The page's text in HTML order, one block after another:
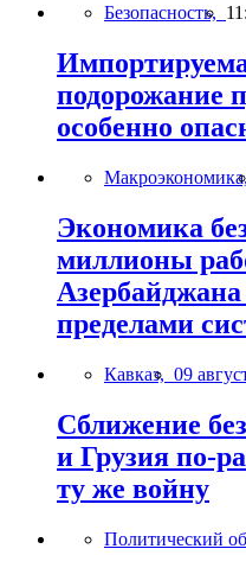
Безопасность,
подорожание
особенно
Экономика
миллионы
Азербайджана
пределами
Кавказ, 09
Сближение
и Грузия по-
ту же войну
Политический